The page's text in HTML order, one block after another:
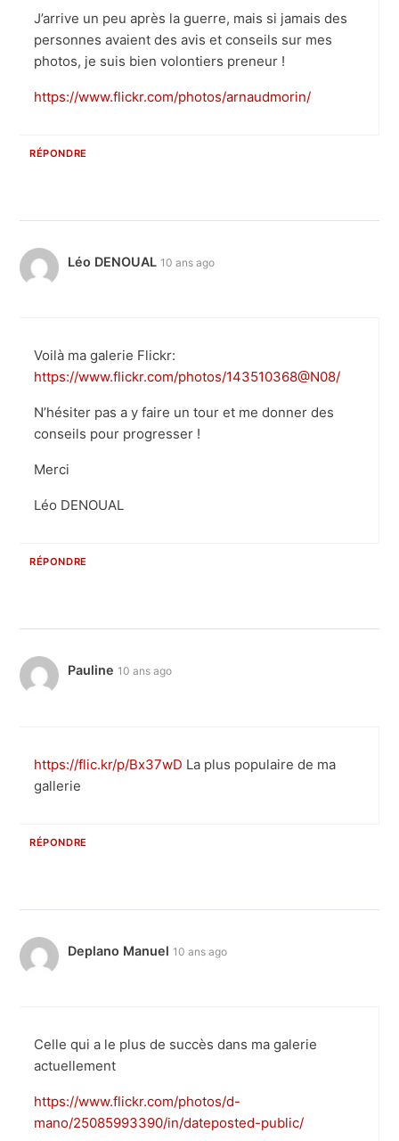
J’arrive un peu après la guerre, mais si jamais des
personnes avaient des avis et conseils sur mes
photos, je suis bien volontiers preneur !
https://www.flickr.com/photos/arnaudmorin/
RÉPONDRE
Léo DENOUAL 10 ans ago
Voilà ma galerie Flickr:
https://www.flickr.com/photos/143510368@N08/
N’hésiter pas a y faire un tour et me donner des
conseils pour progresser !
Merci
Léo DENOUAL
RÉPONDRE
Pauline 10 ans ago
https://flic.kr/p/Bx37wD La plus populaire de ma
gallerie
RÉPONDRE
Deplano Manuel 10 ans ago
Celle qui a le plus de succès dans ma galerie
actuellement
https://www.flickr.com/photos/d-
mano/25085993390/in/dateposted-public/